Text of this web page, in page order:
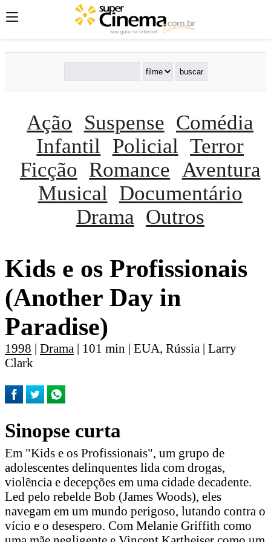
Ação Suspense Comédia
Infantil
Policial Terror
Ficção Romance Aventura
Musical
Documentário
Drama Outros
Kids e os Profissionais
(Another Day in
Paradise)
1998 | Drama | 101 min | EUA, Rússia | Larry
Clark
Sinopse curta
Em "Kids e os Profissionais", um grupo de
adolescentes delinquentes lida com drogas,
violência e decepções em uma cidade decadente.
Led pelo rebelde Bob (James Woods), eles
navegam em um mundo perigoso, lutando contra o
vício e o desespero. Com Melanie Griffith como